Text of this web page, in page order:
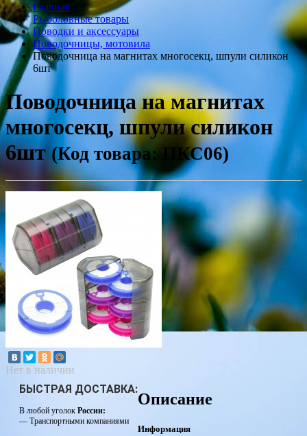
Главная
Рыболовные товары
Поводки и аксессуары
Поводочницы, мотовила
Поводочница на магнитах многосекц, шпули силикон
6шт
Поводочница на магнитах
многосекц, шпули силикон
6шт (Код товара: ПКС06)
Нет в наличии
БЫСТРАЯ ДОСТАВКА:
В любой уголок России:
— Транспортными компаниями
Описание
Информация